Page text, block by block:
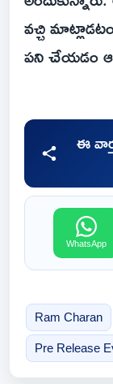
వచ్చి
పని చేయడం
ఈ
WhatsApp
Ram Charan
Pre Release